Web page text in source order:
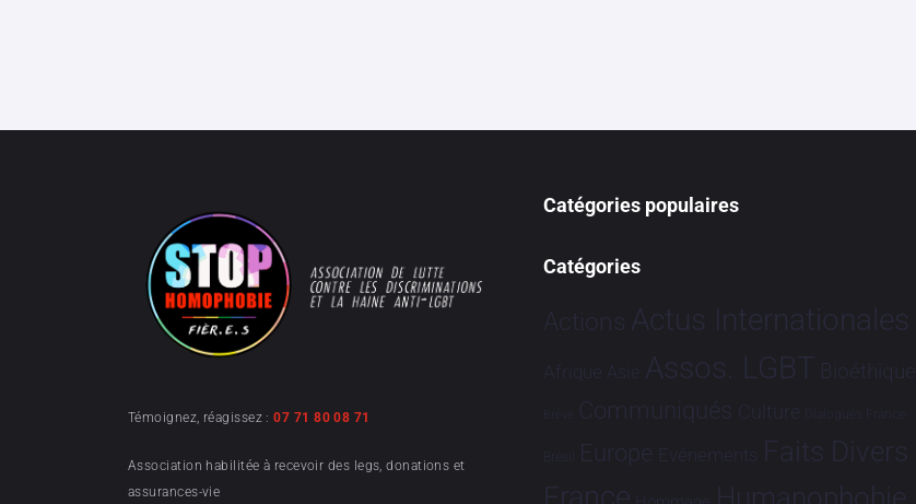
Témoignez, réagissez :07 71 80 08 71
Association habilitée à recevoir des legs, donations et
assurances-vie
Catégories populaires
Catégories
Actions Actus Internationales
Afrique Asie Assos. LGBT Bioéthique
Brève Communiqués Culture Dialogues France-
Brésil Europe Evénements Faits Divers
Humanophobie